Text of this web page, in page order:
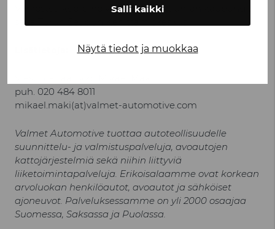
Salli kaikki
Näytä tiedot ja muokkaa
Verkostoa koordinoivat Turun ja Rauman kaupungit
sekä Turun Seudun Kehittämiskeskus.
puh. 020 484 8011
mikael.maki(at)valmet-automotive.com
Valmet Automotive tuottaa autoteollisuudelle
suunnittelu- ja valmistuspalveluja, avoautojen
kattojärjestelmiä sekä niihin liittyviä
liiketoimintapalveluja. Erikoisalaamme ovat korkean
arvoluokan henkilöautot, avoautot ja sähköiset
ajoneuvot. Palveluksessamme on yli 2000 osaajaa
Suomessa, Saksassa ja Puolassa.